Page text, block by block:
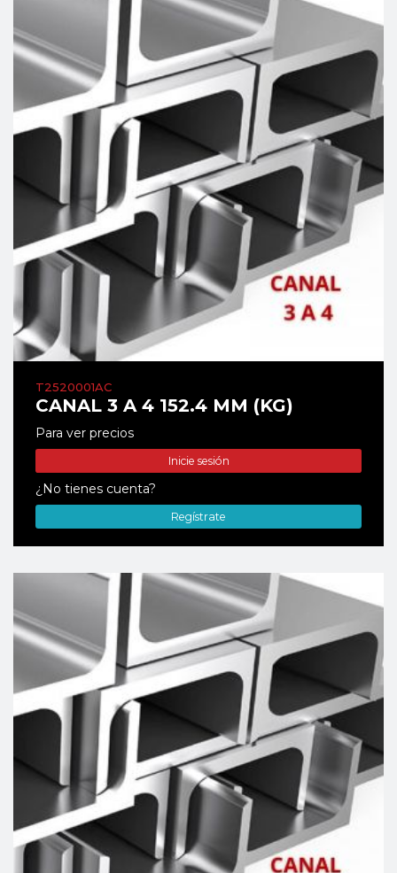
T2520001AC
CANAL 3 A 4 152.4 MM (KG)
Para ver precios
Inicie sesión
¿No tienes cuenta?
Regístrate